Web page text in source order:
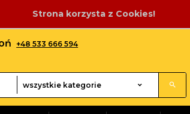
Strona korzysta z Cookies!
+48 533 666 594
categories_searcher
wszystkie kategorie